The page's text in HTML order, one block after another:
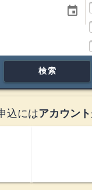
event
検索
込にはアカウント